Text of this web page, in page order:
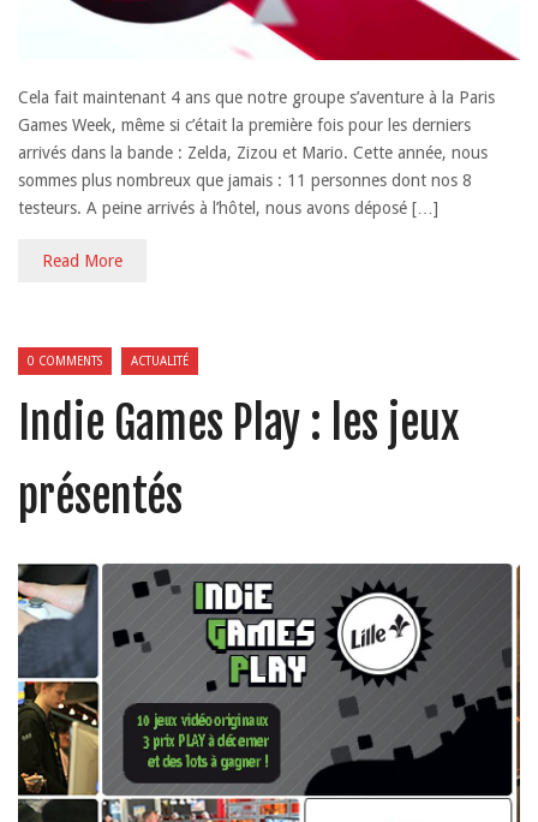
Cela fait maintenant 4 ans que notre groupe s’aventure à la Paris
Games Week, même si c’était la première fois pour les derniers
arrivés dans la bande : Zelda, Zizou et Mario. Cette année, nous
sommes plus nombreux que jamais : 11 personnes dont nos 8
testeurs. A peine arrivés à l’hôtel, nous avons déposé […]
Read More
0 COMMENTS ACTUALITÉ
Indie Games Play : les jeux
présentés